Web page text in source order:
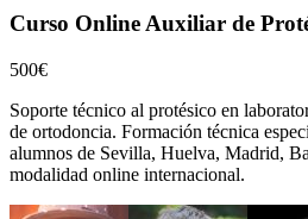
Curso Online Auxiliar de
500€
Soporte técnico al protésico en
de ortodoncia. Formación técnica
alumnos de Sevilla, Huelva, Madrid,
modalidad online internacional.